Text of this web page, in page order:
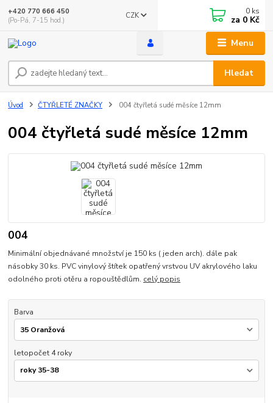
Menu
CZK
Hledat
+420 770 666 450
(Po-Pá, 7-15 hod.)
0 ks
za 0 Kč
Úvod ČTYŘLETÉ ZNAČKY 004 čtyřletá sudé měsíce 12mm
004 čtyřletá sudé měsíce 12mm
004
Minimální objednávané množství je 150 ks ( jeden arch). dále pak
násobky 30 ks. PVC vinylový štítek opatřený vrstvou UV akrylového laku
odolného proti otěru a ropouštědlům. celý popis
Barva
letopočet 4 roky